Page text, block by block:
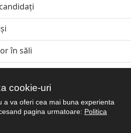
cookie-uri
a va oferi cea mai buna experienta
pagina urmatoare: Politica
în săli
2023
Acte original